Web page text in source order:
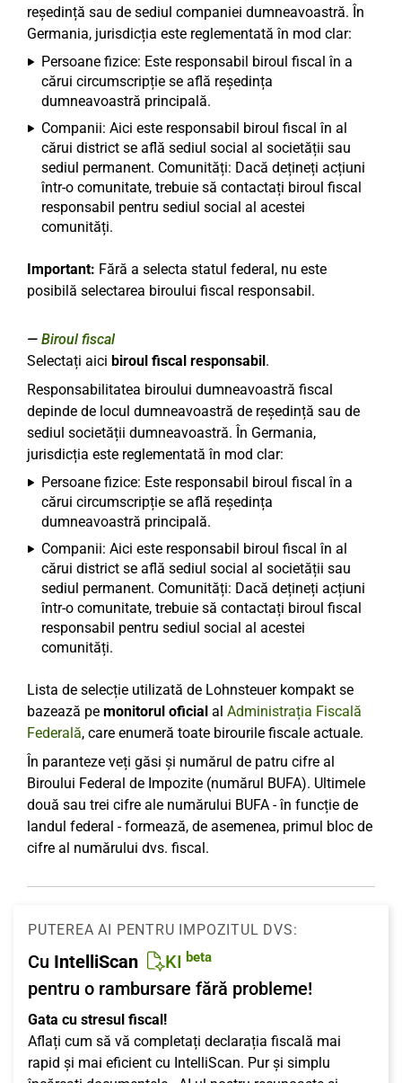
reședință sau de sediul companiei dumneavoastră. În
Germania, jurisdicția este reglementată în mod clar:
Persoane fizice: Este responsabil biroul fiscal în a
cărui circumscripție se află reședința
dumneavoastră principală.
Companii: Aici este responsabil biroul fiscal în al
cărui district se află sediul social al societății sau
sediul permanent. Comunități: Dacă dețineți acțiuni
într-o comunitate, trebuie să contactați biroul fiscal
responsabil pentru sediul social al acestei
comunități.
Important: Fără a selecta statul federal, nu este
posibilă selectarea biroului fiscal responsabil.
Biroul fiscal
Selectați aici biroul fiscal responsabil.
Responsabilitatea biroului dumneavoastră fiscal
depinde de locul dumneavoastră de reședință sau de
sediul societății dumneavoastră. În Germania,
jurisdicția este reglementată în mod clar:
Persoane fizice: Este responsabil biroul fiscal în a
cărui circumscripție se află reședința
dumneavoastră principală.
Companii: Aici este responsabil biroul fiscal în al
cărui district se află sediul social al societății sau
sediul permanent. Comunități: Dacă dețineți acțiuni
într-o comunitate, trebuie să contactați biroul fiscal
responsabil pentru sediul social al acestei
comunități.
Lista de selecție utilizată de Lohnsteuer kompakt se
bazează pe monitorul oficial al Administrația Fiscală
Federală, care enumeră toate birourile fiscale actuale.
În paranteze veți găsi și numărul de patru cifre al
Biroului Federal de Impozite (numărul BUFA). Ultimele
două sau trei cifre ale numărului BUFA - în funcție de
landul federal - formează, de asemenea, primul bloc de
cifre al numărului dvs. fiscal.
PUTEREA AI PENTRU IMPOZITUL DVS:
Cu IntelliScan KI beta
pentru o rambursare fără probleme!
Gata cu stresul fiscal!
Aflați cum să vă completați declarația fiscală mai
rapid și mai eficient cu IntelliScan. Pur și simplu